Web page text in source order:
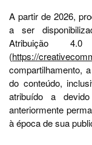
A partir de 2026,
a ser
Atribuição
(https://
compartilhamento,
do conteúdo,
atribuído a
anteriormente
à época de sua